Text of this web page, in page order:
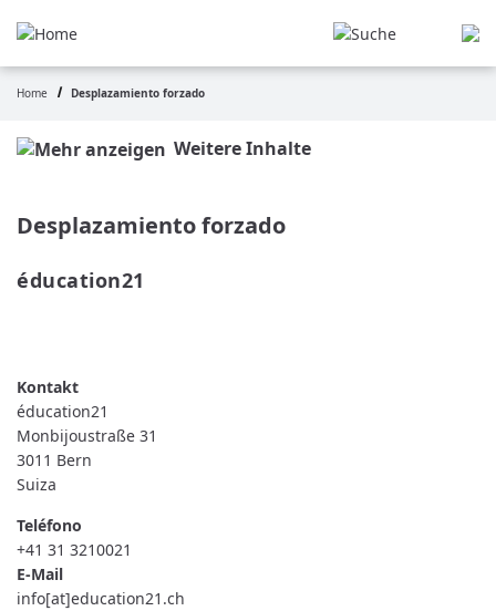
principal
Ruta
de
Home Desplazamiento forzado
Weitere Inhalte
Desplazamiento forzado
éducation21
éducation21
Monbijoustraße 31
3011 Bern
Suiza
Teléfono
+41 31 3210021
E-Mail
info[at]education21.ch